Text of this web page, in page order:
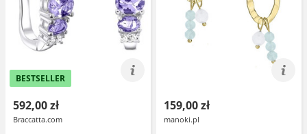
BESTSELLER
592,00 zł
Braccatta.com
159,00 zł
manoki.pl